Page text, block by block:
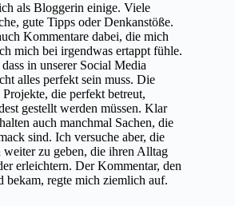
als Bloggerin einige. Viele
gute Tipps oder Denkanstöße.
Kommentare dabei, die mich
mich bei irgendwas ertappt fühle.
in unserer Social Media
alles perfekt sein muss. Die
die perfekt betreut,
gestellt werden müssen. Klar
auch manchmal Sachen, die
sind. Ich versuche aber, die
weiter zu geben, die ihren Alltag
erleichtern. Der Kommentar, den
regte mich ziemlich auf.